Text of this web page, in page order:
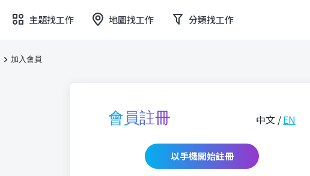
主題找工作 地圖找工作 分類找工作
加入會員
會員註冊 中文 /EN
以手機開始註冊